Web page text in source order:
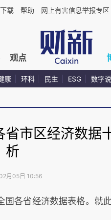
载 帮助 网上有害信息举报专区
观点
康 环科 民生 ESG 数字说
市区经济数据
析
月05日 10:56
各省经济数据表格。就